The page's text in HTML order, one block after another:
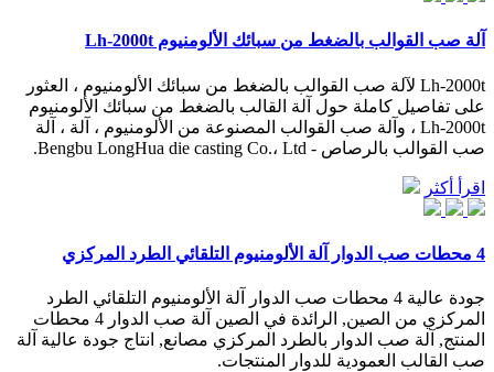
آلة صب القوالب بالضغط من سبائك الألومنيوم Lh-2000t
Lh-2000t لآلة صب القوالب بالضغط من سبائك الألومنيوم ، العثور
على تفاصيل كاملة حول آلة القالب بالضغط من سبائك الألومنيوم
Lh-2000t ، وآلة صب القوالب المصنوعة من الألومنيوم ، آلة ، آلة
صب القوالب بالرصاص - Bengbu LongHua die casting Co.، Ltd.
اقرأ أكثر
4 محطات صب الدوار آلة الألومنيوم التلقائي الطرد المركزي
جودة عالية 4 محطات صب الدوار آلة الألومنيوم التلقائي الطرد
المركزي من الصين, الرائدة في الصين آلة صب الدوار 4 محطات
المنتج, آلة صب الدوار بالطرد المركزي مصانع, انتاج جودة عالية آلة
صب القالب العمودية للدوار المنتجات.